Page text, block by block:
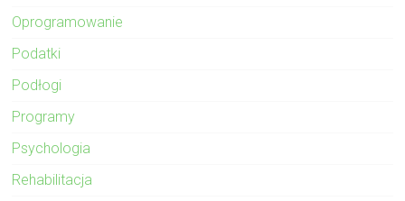
Oprogramowanie
Podatki
Podłogi
Programy
Psychologia
Rehabilitacja